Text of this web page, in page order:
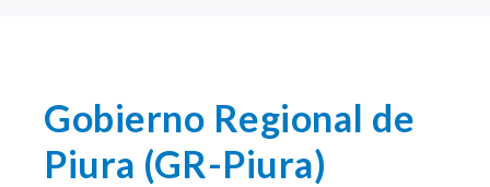
Gobierno Regional de
Piura (GR-Piura)